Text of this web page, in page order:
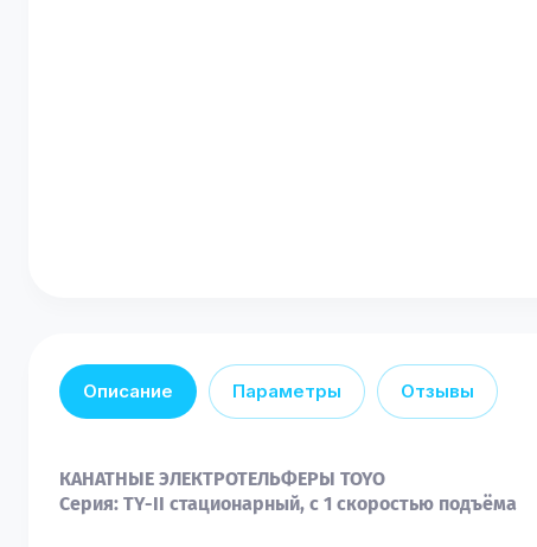
Описание Параметры Отзывы
КАНАТНЫЕ ЭЛЕКТРОТЕЛЬФЕРЫ TOYO
Серия: TY-II стационарный, с 1 скоростью подъёма